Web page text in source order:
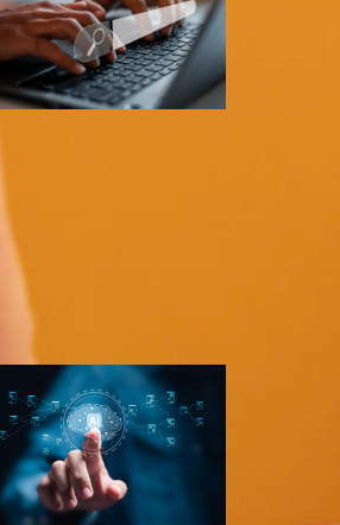
de palavras-chave
para seu primeiro
infoproduto
Ana Carolina